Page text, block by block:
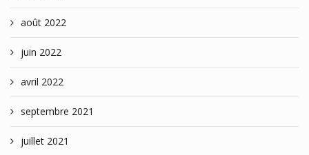
août 2022
juin 2022
avril 2022
septembre 2021
juillet 2021